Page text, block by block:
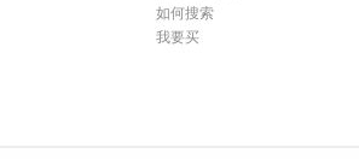
如何搜索
我要买